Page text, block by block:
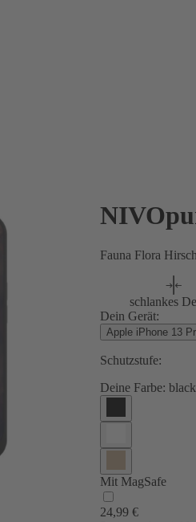
Fauna Flora
schlankes
Dein Gerät:
Apple iPhone 13
Schutzstufe:
Deine Farbe: black
Mit MagSafe
24,99 €